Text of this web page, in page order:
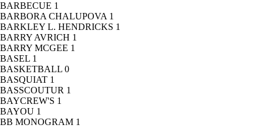
BARBECUE 1
BARBORA CHALUPOVA 1
BARKLEY L. HENDRICKS 1
BARRY AVRICH 1
BARRY MCGEE 1
BASEL 1
BASKETBALL 0
BASQUIAT 1
BASSCOUTUR 1
BAYCREW'S 1
BAYOU 1
BB MONOGRAM 1